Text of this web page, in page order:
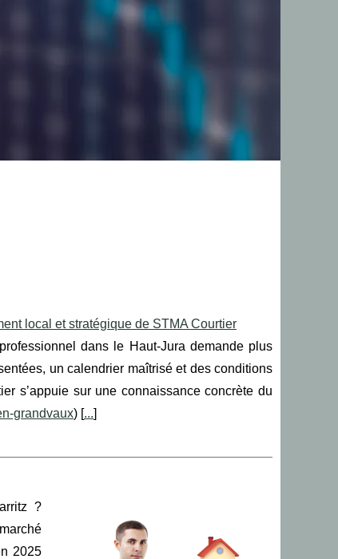
local et stratégique de STMA Courtier
dans le Haut‑Jura demande plus
un calendrier maîtrisé et des conditions
s’appuie sur une connaissance concrète du
grandvaux) [...]
?
2025